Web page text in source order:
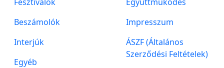
Beszámolók
Interjúk
Egyéb
Impresszum
ÁSZF (Általános
Szerződési Feltételek)